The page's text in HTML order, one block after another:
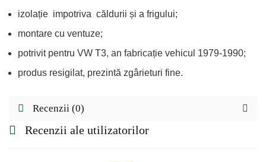
izolație impotriva căldurii și a frigului;
montare cu ventuze;
potrivit pentru VW T3, an fabricație vehicul 1979-1990;
produs resigilat, prezintă zgârieturi fine.
Recenzii (0)
Recenzii ale utilizatorilor